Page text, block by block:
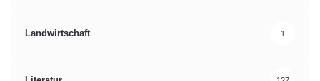
Landwirtschaft 1